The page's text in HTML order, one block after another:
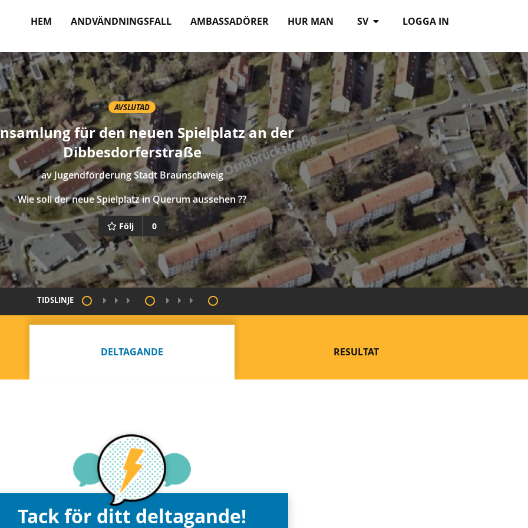
LOGGA IN
SV
HEM ANDVÄNDNINGSFALL AMBASSADÖRER HUR MAN
AVSLUTAD
für den neuen Spielplatz an der
Dibbesdorferstraße
av Jugendförderung Stadt Braunschweig
Wie soll der neue Spielplatz in Querum aussehen ??
Följ 0
TIDSLINJE
DELTAGANDE RESULTAT
Tack för ditt deltagande!